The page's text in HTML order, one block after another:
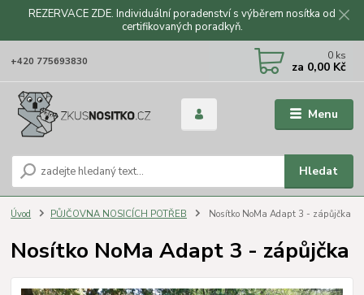
REZERVACE ZDE. Individuální poradenství s výběrem nosítka od
certifikovaných poradkyň.
Menu
Hledat
+420 775693830 0 ks
za 0,00 Kč
Úvod PŮJČOVNA NOSICÍCH POTŘEB Nosítko NoMa Adapt 3 - zápůjčka
Nosítko NoMa Adapt 3 - zápůjčka